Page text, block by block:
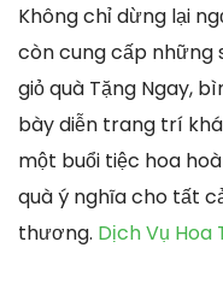
Không chỉ dừng lại
còn cung cấp những
giỏ quà Tặng Ngay,
bày diễn trang trí
một buổi tiệc hoa
quà ý nghĩa cho tất
thương. Dịch Vụ Hoa